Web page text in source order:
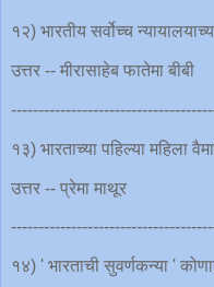
१२) भारतीय सर्वोच्च
उत्तर -- मीरासाहेब फातेमा बीबी
१३) भारताच्या पहिल्या महिला
उत्तर -- प्रेमा माथूर
१४) ' भारताची सुवर्णकन्या '